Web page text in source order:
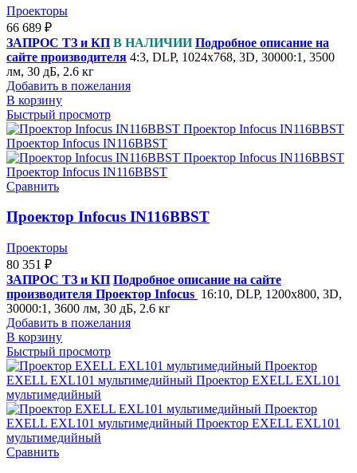
Проекторы
66 689 ₽
ЗАПРОС ТЗ и КП В НАЛИЧИИ Подробное описание на
сайте производителя 4:3, DLP, 1024x768, 3D, 30000:1, 3500
лм, 30 дБ, 2.6 кг
Добавить в пожелания
В корзину
Быстрый просмотр
Сравнить
Проектор Infocus IN116BBST
Проекторы
80 351 ₽
ЗАПРОС ТЗ и КП Подробное описание на сайте
производителя Проектор Infocus 16:10, DLP, 1200x800, 3D,
30000:1, 3600 лм, 30 дБ, 2.6 кг
Добавить в пожелания
В корзину
Быстрый просмотр
Сравнить